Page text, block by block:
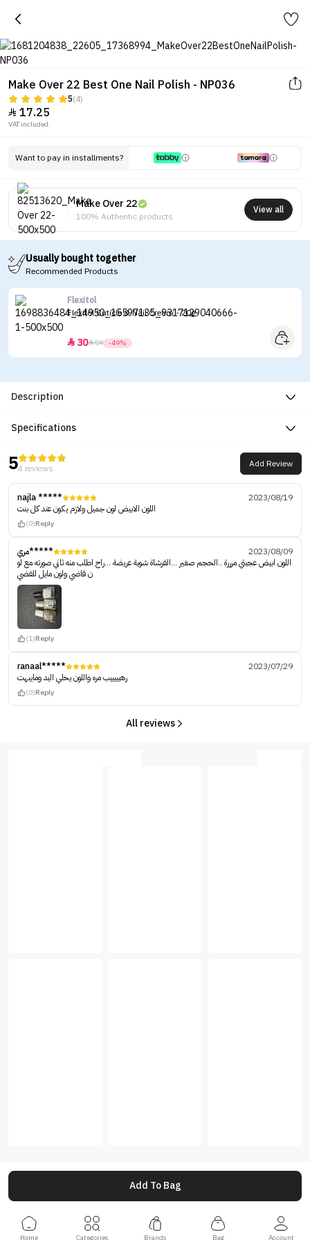
Make Over 22 Best One Nail Polish - NP036
5(4)
 17.25
VAT included.
Want to pay in installments?
Make Over 22
100% Authentic products
View all
Usually bought together
Recommended Products
Flexitol
Flexitol Cuticle & Nail Cream - 20g
 3059 -49%
Description
Specifications
54 reviews Add Review
najla *****
2023/08/19
اللون الابيض لون جميل ولازم يكون عند كل بنت
(0)Reply
مري*****
2023/08/09
اللون ابيض عجبتي مرررة ..الحجم صغير …الفرشاة شوية عريضة …راح اطلب منه ثاني صورته مع لو
ن فاضي ولون مايل للفضي
(1)Reply
ranaal*****
2023/07/29
رهيييييب مره واللون يحلي اليد ومايبهت
(0)Reply
All reviews
Add To Bag
Home Categories Brands Bag Account